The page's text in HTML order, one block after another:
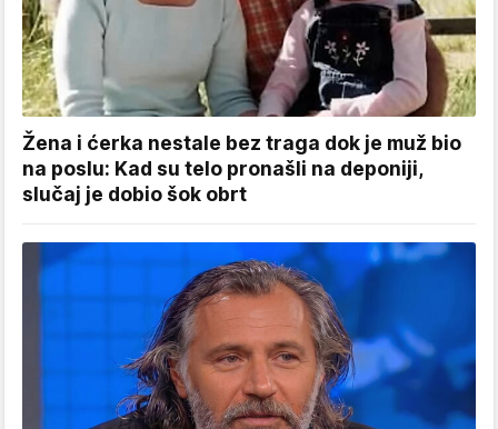
Žena i ćerka nestale bez traga dok je muž bio
na poslu: Kad su telo pronašli na deponiji,
slučaj je dobio šok obrt